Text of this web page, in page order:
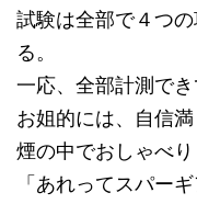
試験は全部で４つ
る。
一応、全部計測で
お姐的には、自信
煙の中でおしゃべり
「あれってスパー